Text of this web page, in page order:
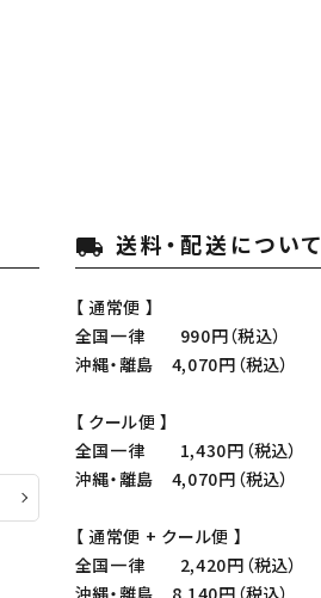
local_shipping 送料・配送について
【 通常便 】
全国一律 990円（税込）
沖縄・離島 4,070円（税込）
【 クール便 】
全国一律 1,430円（税込）
沖縄・離島 4,070円（税込）
【 通常便 + クール便 】
全国一律 2,420円（税込）